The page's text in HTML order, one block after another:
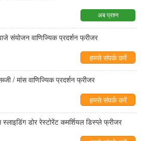
अब प्रश्न
संयोजन वाणिज्यिक प्रदर्शन फ्रीजर
हमसे संपर्क करें
/ मांस वाणिज्यिक प्रदर्शन फ्रीजर
हमसे संपर्क करें
डोर रेस्टोरेंट कमर्शियल डिस्प्ले फ्रीजर